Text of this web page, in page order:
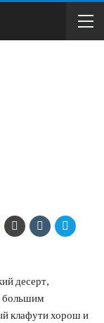
десерт,
большим
клафути хорош и